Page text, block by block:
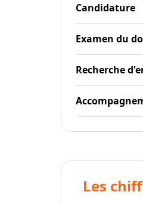
Candidature
Examen du
Recherche
Les